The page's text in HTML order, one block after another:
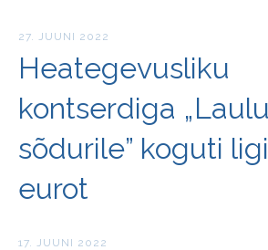
27. JUUNI 2022
Heategevusliku
kontserdiga
sõdurile” koguti
eurot
17. JUUNI 2022